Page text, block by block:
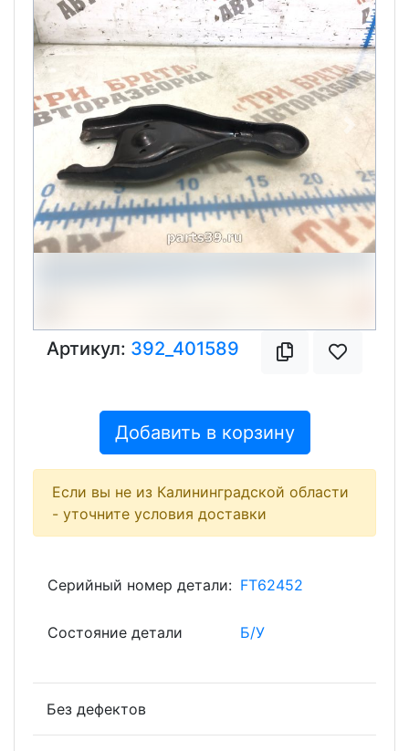
Previous Next
Артикул: 392_401589
Добавить в корзину
Если вы не из Калининградской области
- уточните условия доставки
Серийный номер детали: FT62452
Состояние детали Б/У
Без дефектов